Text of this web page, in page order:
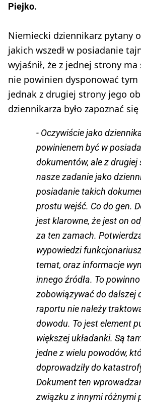
Piejko.
Niemiecki dziennikarz pytany
jakich wszedł w posiadanie
wyjaśnił, że z jednej strony
nie powinien dysponować
jednak z drugiej strony jego
dziennikarza było zapoznać
- Oczywiście jako
powinienem być w
dokumentów, ale z drugiej
nasze zadanie jako
posiadanie takich
prostu wejść. Co do gen.
jest klarowne, że jest on
za ten zamach.
wypowiedzi
temat, oraz informacje
innego źródła. To powinno
zobowiązywać do dalszej
raportu nie należy
dowodu. To jest element
większej układanki. Są
jedne z wielu powodów,
doprowadziły do
Dokument ten
związku z innymi różnymi